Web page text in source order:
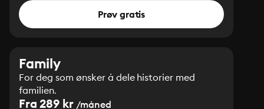
Prøv gratis
Family
For deg som ønsker å dele historier med
familien.
Fra 289 kr/måned